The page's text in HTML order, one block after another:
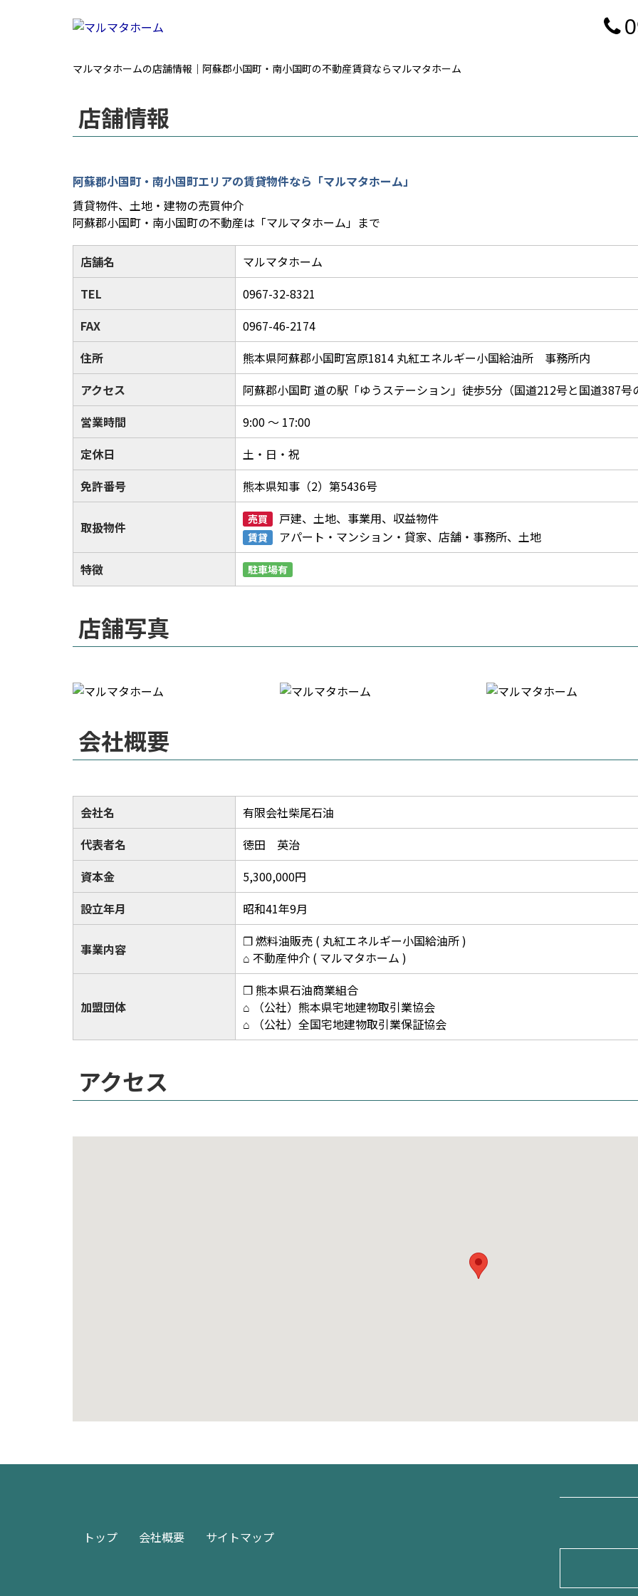
マルマタホームの店舗情報｜阿蘇郡小国町・南小国町の不動産賃貸ならマルマタホーム
店舗情報
阿蘇郡小国町・南小国町エリアの賃貸物件なら「マルマタホーム」
賃貸物件、土地・建物の売買仲介
阿蘇郡小国町・南小国町の不動産は「マルマタホーム」まで
店舗名
マルマタホーム
TEL
0967-32-8321
FAX
0967-46-2174
住所
熊本県阿蘇郡小国町宮原1814 丸紅エネルギー小国給油所 事務所内
アクセス
阿蘇郡小国町 道の駅「ゆうステーション」徒歩5分（国道212号と国道387号
営業時間
9:00 ～ 17:00
定休日
土・日・祝
免許番号
熊本県知事（2）第5436号
取扱物件 売買 戸建、土地、事業用、収益物件
賃貸
アパート・マンション・貸家、店舗・事務所、土地
特徴
駐車場有
店舗写真
会社概要
会社名
有限会社柴尾石油
代表者名
徳田 英治
資本金
5,300,000円
設立年月
昭和41年9月
事業内容
❐ 燃料油販売 ( 丸紅エネルギー小国給油所 )
⌂ 不動産仲介 ( マルマタホーム )
加盟団体
❐ 熊本県石油商業組合
⌂ （公社）熊本県宅地建物取引業協会
⌂ （公社）全国宅地建物取引業保証協会
アクセス
トップ 会社概要 サイトマップ